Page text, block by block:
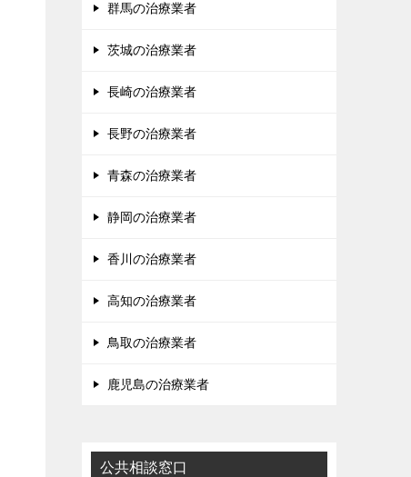
群馬の治療業者
茨城の治療業者
長崎の治療業者
長野の治療業者
青森の治療業者
静岡の治療業者
香川の治療業者
高知の治療業者
鳥取の治療業者
鹿児島の治療業者
公共相談窓口